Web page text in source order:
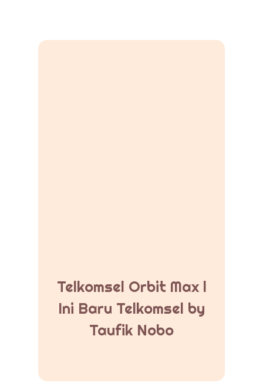
Telkomsel Orbit Max l
Ini Baru Telkomsel by
Taufik Nobo